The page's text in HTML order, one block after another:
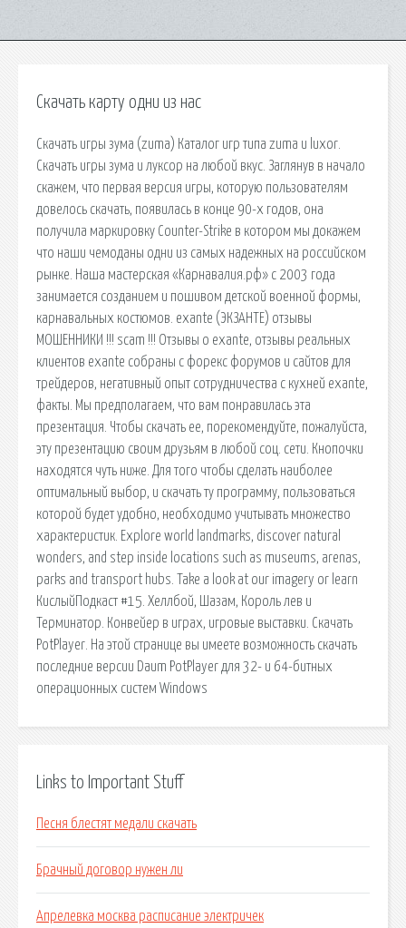
Скачать карту одни из нас
Скачать игры зума (zuma) Каталог игр типа zuma и luxor.
Скачать игры зума и луксор на любой вкус. Заглянув в начало
скажем, что первая версия игры, которую пользователям
довелось скачать, появилась в конце 90-х годов, она
получила маркировку Counter-Strike в котором мы докажем
что наши чемоданы одни из самых надежных на российском
рынке. Наша мастерская «Карнавалия.рф» с 2003 года
занимается созданием и пошивом детской военной формы,
карнавальных костюмов. exante (ЭКЗАНТЕ) отзывы
МОШЕННИКИ !!! scam !!! Отзывы о exante, отзывы реальных
клиентов exante собраны с форекс форумов и сайтов для
трейдеров, негативный опыт сотрудничества с кухней exante,
факты. Мы предполагаем, что вам понравилась эта
презентация. Чтобы скачать ее, порекомендуйте, пожалуйста,
эту презентацию своим друзьям в любой соц. сети. Кнопочки
находятся чуть ниже. Для того чтобы сделать наиболее
оптимальный выбор, и скачать ту программу, пользоваться
которой будет удобно, необходимо учитывать множество
характеристик. Explore world landmarks, discover natural
wonders, and step inside locations such as museums, arenas,
parks and transport hubs. Take a look at our imagery or learn
КислыйПодкаст #15. Хеллбой, Шазам, Король лев и
Терминатор. Конвейер в играх, игровые выставки. Скачать
PotPlayer. На этой странице вы имеете возможность скачать
последние версии Daum PotPlayer для 32- и 64-битных
операционных систем Windows
Links to Important Stuff
Песня блестят медали скачать
Брачный договор нужен ли
Апрелевка москва расписание электричек